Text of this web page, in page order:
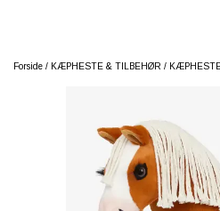
STRIGLER &
LEMIEUX
TIL
Forside KÆPHESTE & TILBEHØR